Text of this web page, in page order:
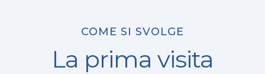
COME SI SVOLGE
La prima visita